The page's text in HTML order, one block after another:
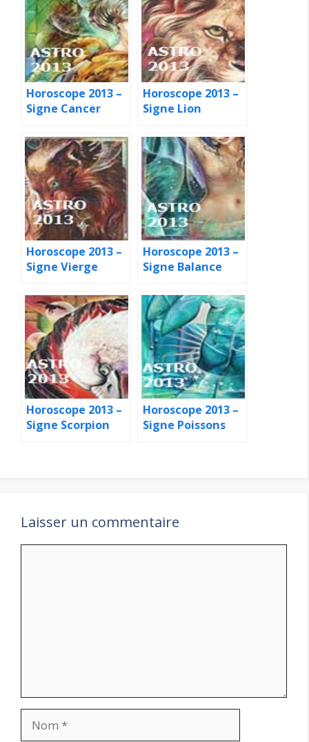
Horoscope 2013 –
Signe Cancer
Horoscope 2013 –
Signe Lion
Horoscope 2013 –
Signe Vierge
Horoscope 2013 –
Signe Balance
Horoscope 2013 –
Signe Scorpion
Horoscope 2013 –
Signe Poissons
Laisser un commentaire